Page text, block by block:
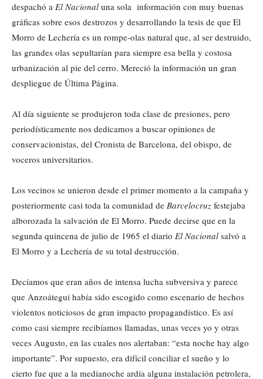
despachó a El Nacional una sola información con muy buenas
gráficas sobre esos destrozos y desarrollando la tesis de que El
Morro de Lechería es un rompe-olas natural que, al ser destruido,
las grandes olas sepultarían para siempre esa bella y costosa
urbanización al pie del cerro. Mereció la información un gran
despliegue de Última Página.
Al día siguiente se produjeron toda clase de presiones, pero
periodísticamente nos dedicamos a buscar opiniones de
conservacionistas, del Cronista de Barcelona, del obispo, de
voceros universitarios.
Los vecinos se unieron desde el primer momento a la campaña y
posteriormente casi toda la comunidad de Barcelocruz festejaba
alborozada la salvación de El Morro. Puede decirse que en la
segunda quincena de julio de 1965 el diario El Nacional salvó a
El Morro y a Lechería de su total destrucción.
Decíamos que eran años de intensa lucha subversiva y parece
que Anzoátegui había sido escogido como escenario de hechos
violentos noticiosos de gran impacto propagandístico. Es así
como casi siempre recibíamos llamadas, unas veces yo y otras
veces Augusto, en las cuales nos alertaban: “esta noche hay algo
importante”. Por supuesto, era difícil conciliar el sueño y lo
cierto fue que a la medianoche ardía alguna instalación petrolera,